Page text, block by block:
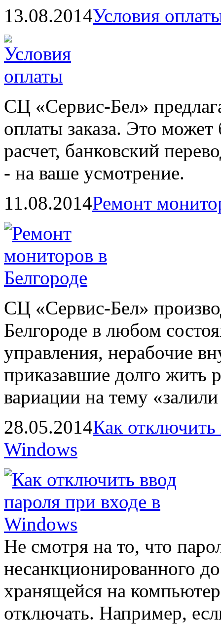
13.08.2014Условия
СЦ «Сервис-Бел»
оплаты заказа. Это
расчет, банковский
- на ваше усмотрение.
11.08.2014Ремонт
СЦ «Сервис-Бел»
Белгороде в любом
управления, нерабочие
приказавшие долго жить
вариации на тему
28.05.2014Как отключить
Windows
Не смотря на то, что
несанкционированного
хранящейся на
отключать. Например,